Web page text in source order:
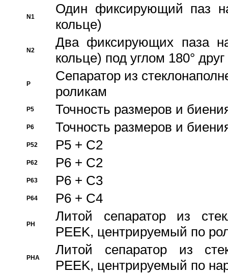
N1
Один фиксирующий паз
кольце)
N2
Два фиксирующих паза
кольце) под углом 180° друг
P
Cепаратор из
роликам
P5 Точность размеров и
P6 Точность размеров и
P52 P5 + C2
P62 P6 + C2
P63 P6 + C3
P64 P6 + C4
PH
Литой сепаратор из
PEEK, центрируемый по
PHA
Литой сепаратор из
PEEK, центрируемый по